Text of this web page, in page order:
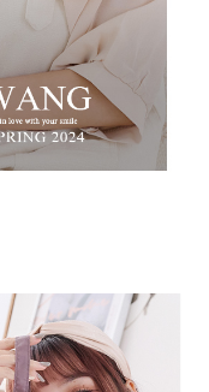
先享後付」服務完成之交
交易相關給付款項請求債
人之同意方可使用
損失，本公司不負相關責
若發現惡意使用之情形，
度並採取法律行動。